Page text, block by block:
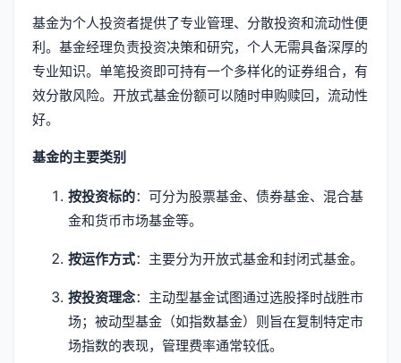
基金为个人投资者提供了专业管理、分散投资和流动性便
利。基金经理负责投资决策和研究，个人无需具备深厚的
专业知识。单笔投资即可持有一个多样化的证券组合，有
效分散风险。开放式基金份额可以随时申购赎回，流动性
好。
基金的主要类别
按投资标的：可分为股票基金、债券基金、混合基
金和货币市场基金等。
按运作方式：主要分为开放式基金和封闭式基金。
按投资理念：主动型基金试图通过选股择时战胜市
场；被动型基金（如指数基金）则旨在复制特定市
场指数的表现，管理费率通常较低。